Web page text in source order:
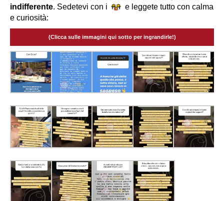
indifferente. Sedetevi con i
e leggete tutto con calma
e curiosità:
(Clicca sulle immagini qui sotto per ingrandirle!)